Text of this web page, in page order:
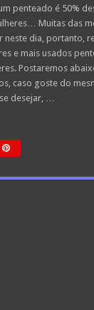
penteado é 50%
Muitas das
neste dia, portanto,
e mais usados
Postaremos
caso goste do
desejar, …